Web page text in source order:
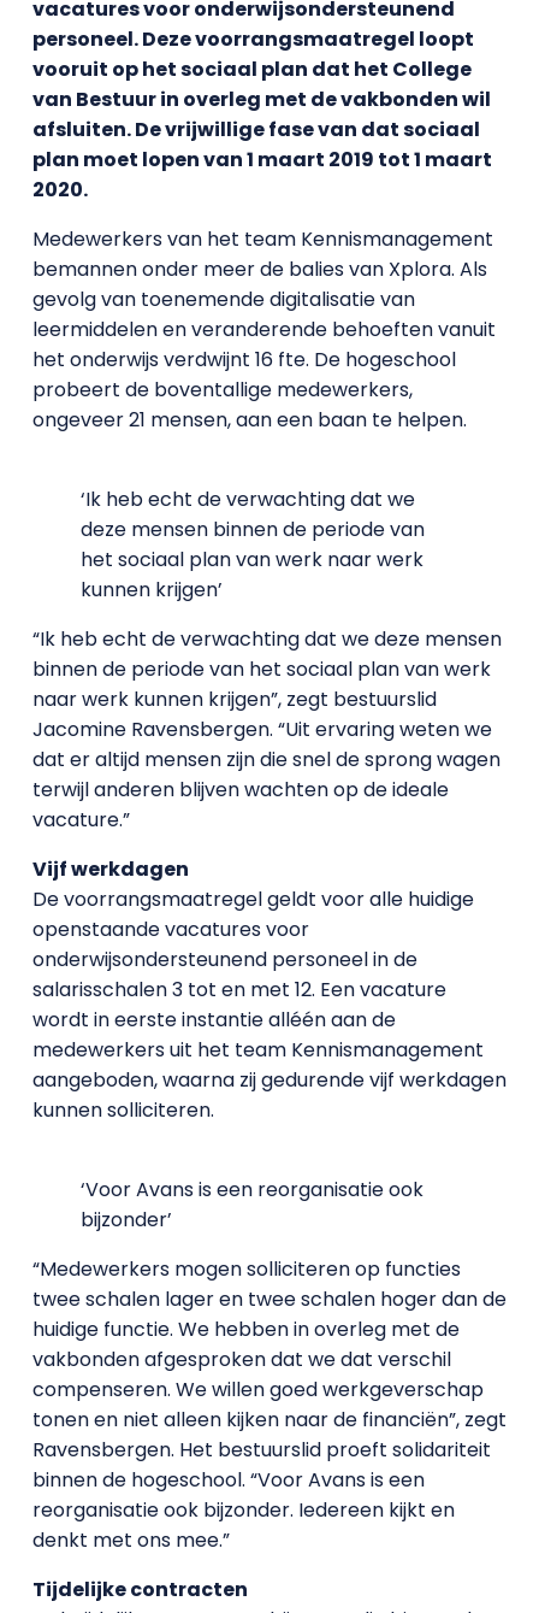
vacatures voor onderwijsondersteunend
personeel. Deze voorrangsmaatregel loopt
vooruit op het sociaal plan dat het College
van Bestuur in overleg met de vakbonden wil
afsluiten. De vrijwillige fase van dat sociaal
plan moet lopen van 1 maart 2019 tot 1 maart
2020.
Medewerkers van het team Kennismanagement
bemannen onder meer de balies van Xplora. Als
gevolg van toenemende digitalisatie van
leermiddelen en veranderende behoeften vanuit
het onderwijs verdwijnt 16 fte. De hogeschool
probeert de boventallige medewerkers,
ongeveer 21 mensen, aan een baan te helpen.
‘Ik heb echt de verwachting dat we
deze mensen binnen de periode van
het sociaal plan van werk naar werk
kunnen krijgen’
“Ik heb echt de verwachting dat we deze mensen
binnen de periode van het sociaal plan van werk
naar werk kunnen krijgen”, zegt bestuurslid
Jacomine Ravensbergen. “Uit ervaring weten we
dat er altijd mensen zijn die snel de sprong wagen
terwijl anderen blijven wachten op de ideale
vacature.”
Vijf werkdagen
De voorrangsmaatregel geldt voor alle huidige
openstaande vacatures voor
onderwijsondersteunend personeel in de
salarisschalen 3 tot en met 12. Een vacature
wordt in eerste instantie alléén aan de
medewerkers uit het team Kennismanagement
aangeboden, waarna zij gedurende vijf werkdagen
kunnen solliciteren.
‘Voor Avans is een reorganisatie ook
bijzonder’
“Medewerkers mogen solliciteren op functies
twee schalen lager en twee schalen hoger dan de
huidige functie. We hebben in overleg met de
vakbonden afgesproken dat we dat verschil
compenseren. We willen goed werkgeverschap
tonen en niet alleen kijken naar de financiën”, zegt
Ravensbergen. Het bestuurslid proeft solidariteit
binnen de hogeschool. “Voor Avans is een
reorganisatie ook bijzonder. Iedereen kijkt en
denkt met ons mee.”
Tijdelijke contracten